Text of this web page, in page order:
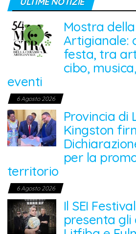
Mostra
Artigianale:
festa, tra
cibo,
eventi
6 Agosto 2026
Provincia di
Kingston
per la
territorio
6 Agosto 2026
Il SEI
presenta gli